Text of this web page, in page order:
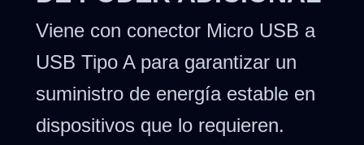
Viene con conector Micro USB a
USB Tipo A para garantizar un
suministro de energía estable en
dispositivos que lo requieren.